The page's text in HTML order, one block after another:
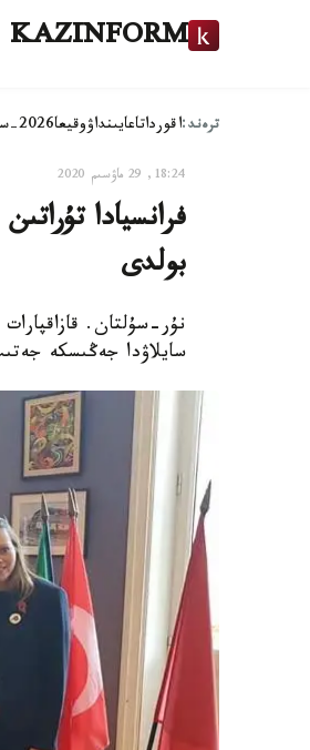
KAZINFORM
ترەند:اقورداتاعايىنداۋوقيعا2026-سايلاۋ
18:24, 29 ماۋسىم 2020
فرانسيادا
بولدى
نۇر-سۇلتان.
سايلاۋدا جەڭىسكە